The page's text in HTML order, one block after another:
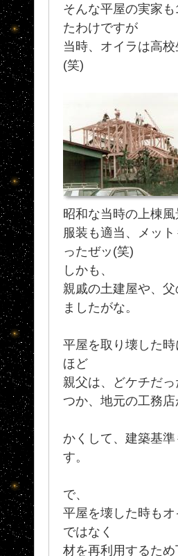
そんな平屋の実家
たわけですが
当時、オイラは高
(笑)
昭和な当時の上棟風
服装も適当、メッ
ったぜッ(笑)
しかも、
親戚の土建屋や、
ましたがな。
平屋を取り壊した
ほど
親父は、どケチだ
つか、地元の工務
かくして、建築基
す。
で、
平屋を壊した時も
ではなく
材を再利用するた